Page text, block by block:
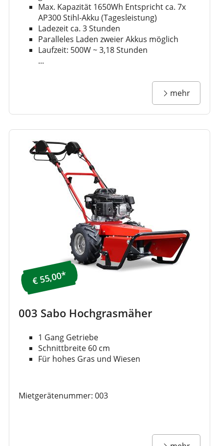
Max. Kapazität 1650Wh Entspricht ca. 7x
AP300 Stihl-Akku (Tagesleistung)
Ladezeit ca. 3 Stunden
Paralleles Laden zweier Akkus möglich
Laufzeit: 500W ~ 3,18 Stunden
...
mehr
€ 55,00*
003 Sabo Hochgrasmäher
1 Gang Getriebe
Schnittbreite 60 cm
Für hohes Gras und Wiesen
Mietgerätenummer: 003